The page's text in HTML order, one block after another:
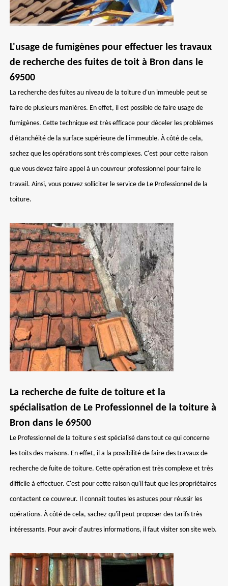
L'usage de fumigènes pour effectuer les travaux
de recherche des fuites de toit à Bron dans le
69500
La recherche des fuites au niveau de la toiture d'un immeuble peut se
faire de plusieurs manières. En effet, il est possible de faire usage de
fumigènes. Cette technique est très efficace pour déceler les problèmes
d'étanchéité de la surface supérieure de l'immeuble. À côté de cela,
sachez que les opérations sont très complexes. C'est pour cette raison
que vous devez faire appel à un couvreur professionnel pour faire le
travail. Ainsi, vous pouvez solliciter le service de Le Professionnel de la
toiture.
La recherche de fuite de toiture et la
spécialisation de Le Professionnel de la toiture à
Bron dans le 69500
Le Professionnel de la toiture s'est spécialisé dans tout ce qui concerne
les toits des maisons. En effet, il a la possibilité de faire des travaux de
recherche de fuite de toiture. Cette opération est très complexe et très
difficile à effectuer. C'est pour cette raison qu'il faut que les propriétaires
contactent ce couvreur. Il connait toutes les astuces pour réussir les
opérations. À côté de cela, sachez qu'il peut proposer des tarifs très
intéressants. Pour avoir d'autres informations, il faut visiter son site web.